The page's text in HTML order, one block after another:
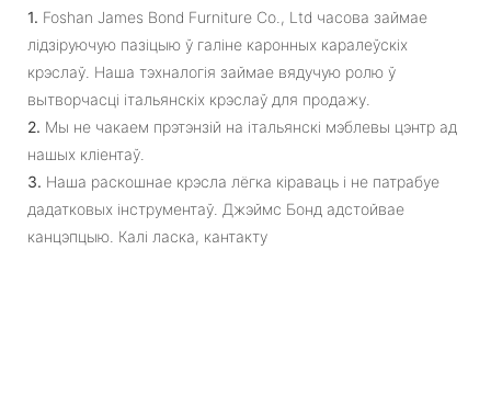
1. Foshan James Bond Furniture Co., Ltd часова займае
лідзіруючую пазіцыю ў галіне каронных каралеўскіх
крэслаў. Наша тэхналогія займае вядучую ролю ў
вытворчасці італьянскіх крэслаў для продажу.
2. Мы не чакаем прэтэнзій на італьянскі мэблевы цэнтр ад
нашых кліентаў.
3. Наша раскошнае крэсла лёгка кіраваць і не патрабуе
дадатковых інструментаў. Джэймс Бонд адстойвае
канцэпцыю. Калі ласка, кантакту